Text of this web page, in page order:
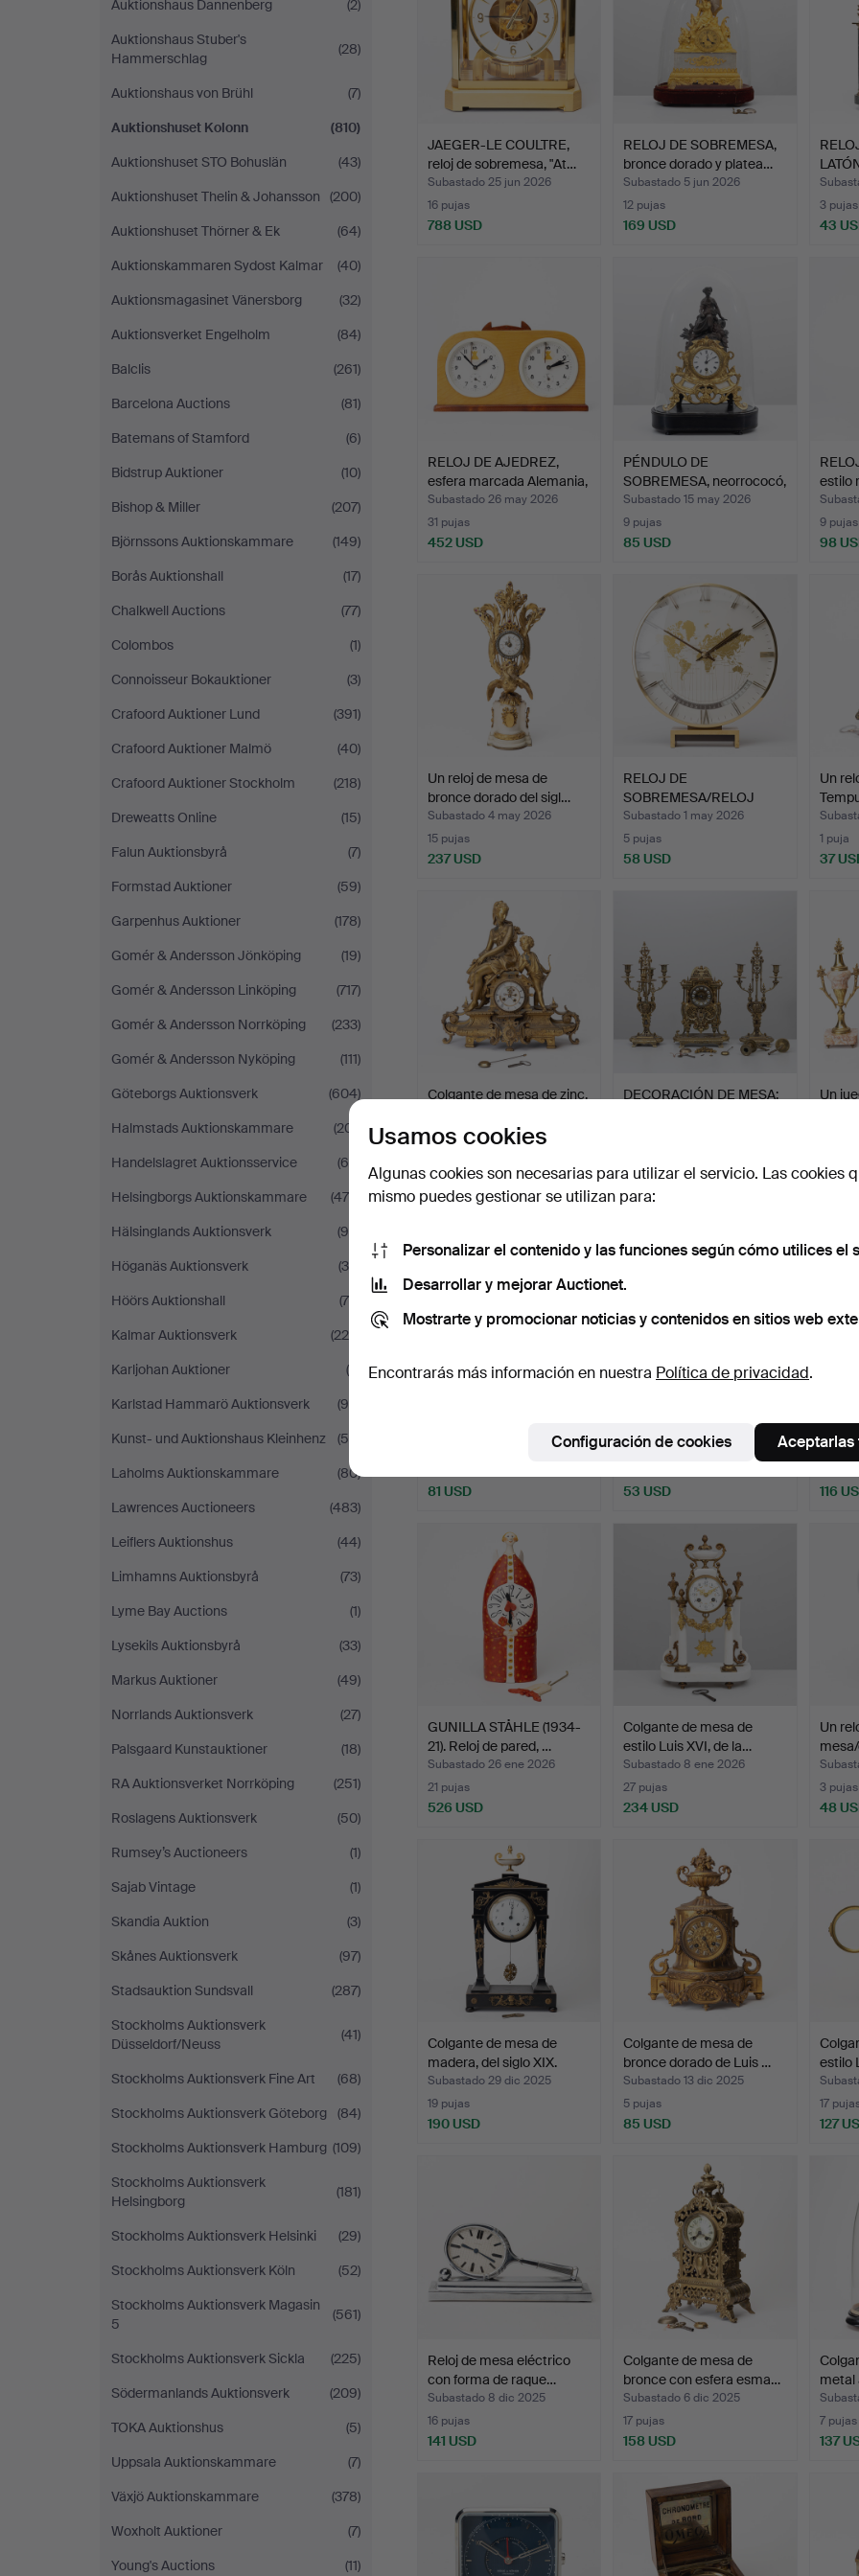
Auktionshaus Dannenberg
(2)
Auktionshaus Stuber's
Hammerschlag
(28)
Auktionshaus von Brühl
(7)
Auktionshuset Kolonn
(810)
Auktionshuset STO Bohuslän
(43)
Auktionshuset Thelin & Johansson
(200)
Auktionshuset Thörner & Ek
(64)
Auktionskammaren Sydost Kalmar
(40)
Auktionsmagasinet Vänersborg
(32)
Auktionsverket Engelholm
(84)
Balclis
(261)
Barcelona Auctions
(81)
Batemans of Stamford
(6)
Bidstrup Auktioner
(10)
Bishop & Miller
(207)
Björnssons Auktionskammare
(149)
Borås Auktionshall
(17)
Chalkwell Auctions
(77)
Colombos
(1)
Connoisseur Bokauktioner
(3)
Crafoord Auktioner Lund
(391)
Crafoord Auktioner Malmö
(40)
Crafoord Auktioner Stockholm
(218)
Dreweatts Online
(15)
Falun Auktionsbyrå
(7)
Formstad Auktioner
(59)
Garpenhus Auktioner
(178)
Gomér & Andersson Jönköping
(19)
Gomér & Andersson Linköping
(717)
Gomér & Andersson Norrköping
(233)
Gomér & Andersson Nyköping
(111)
Göteborgs Auktionsverk
(604)
Halmstads Auktionskammare
(201)
Handelslagret Auktionsservice
(60)
Helsingborgs Auktionskammare
(475)
Hälsinglands Auktionsverk
(95)
Höganäs Auktionsverk
(35)
Höörs Auktionshall
(79)
Kalmar Auktionsverk
(225)
Karljohan Auktioner
(5)
Karlstad Hammarö Auktionsverk
(94)
Kunst- und Auktionshaus Kleinhenz
(55)
Laholms Auktionskammare
(80)
Lawrences Auctioneers
(483)
Leiflers Auktionshus
(44)
Limhamns Auktionsbyrå
(73)
Lyme Bay Auctions
(1)
Lysekils Auktionsbyrå
(33)
Markus Auktioner
(49)
Norrlands Auktionsverk
(27)
Palsgaard Kunstauktioner
(18)
RA Auktionsverket Norrköping
(251)
Roslagens Auktionsverk
(50)
Rumsey’s Auctioneers
(1)
Sajab Vintage
(1)
Skandia Auktion
(3)
Skånes Auktionsverk
(97)
Stadsauktion Sundsvall
(287)
Stockholms Auktionsverk
Düsseldorf/Neuss
(41)
Stockholms Auktionsverk Fine Art
(68)
Stockholms Auktionsverk Göteborg
(84)
Stockholms Auktionsverk Hamburg (109)
Stockholms Auktionsverk
Helsingborg
(181)
Stockholms Auktionsverk Helsinki
(29)
Stockholms Auktionsverk Köln
(52)
Stockholms Auktionsverk Magasin
5
(561)
Stockholms Auktionsverk Sickla
(225)
Södermanlands Auktionsverk
(209)
TOKA Auktionshus
(5)
Uppsala Auktionskammare
(7)
Växjö Auktionskammare
(378)
Woxholt Auktioner
(7)
Young's Auctions
(11)
JAEGER-LE COULTRE,
reloj de sobremesa, "At…
Subastado 25 jun 2026
16 pujas
788 USD
RELOJ DE SOBREMESA,
bronce dorado y platea…
Subastado 5 jun 2026
12 pujas
169 USD
3 pujas
43
RELOJ DE AJEDREZ,
esfera marcada Alemania,
…
Subastado 26 may 2026
31 pujas
452 USD
PÉNDULO DE
SOBREMESA, neorrococó,
segunda …
Subastado 15 may 2026
9 pujas
85 USD
estilo
9 pujas
98
Un reloj de mesa de
bronce dorado del sigl…
Subastado 4 may 2026
15 pujas
237 USD
RELOJ DE
SOBREMESA/RELOJ
MUNDIAL, automáti…
Subastado 1 may 2026
5 pujas
58 USD
Un
1 puja
37
Colgante de mesa de zinc,
Subastado 21 mar 2026
154 USD
DECORACIÓN DE MESA:
106 USD
Un
148
81 USD
Subastado 4 mar 2026
53 USD
Un
de
116
GUNILLA STÅHLE (1934-
21). Reloj de pared, …
Subastado 26 ene 2026
21 pujas
526 USD
Colgante de mesa de
estilo Luis XVI, de la…
Subastado 8 ene 2026
27 pujas
234 USD
Un
3 pujas
48
Colgante de mesa de
madera, del siglo XIX.
Subastado 29 dic 2025
19 pujas
190 USD
Colgante de mesa de
bronce dorado de Luis …
Subastado 13 dic 2025
5 pujas
85 USD
estilo
17
127
Reloj de mesa eléctrico
con forma de raque…
Subastado 8 dic 2025
16 pujas
141 USD
Colgante de mesa de
bronce con esfera esma…
Subastado 6 dic 2025
17 pujas
158 USD
metal
7 pujas
137
Usamos cookies
Algunas cookies son necesarias para utilizar el servicio. Las cookies
mismo puedes gestionar se utilizan para:
Personalizar el contenido y las funciones según cómo utilices el
Desarrollar y mejorar Auctionet.
Mostrarte y promocionar noticias y contenidos en sitios web
Encontrarás más información en nuestra Política de privacidad.
Configuración de cookies Aceptarlas